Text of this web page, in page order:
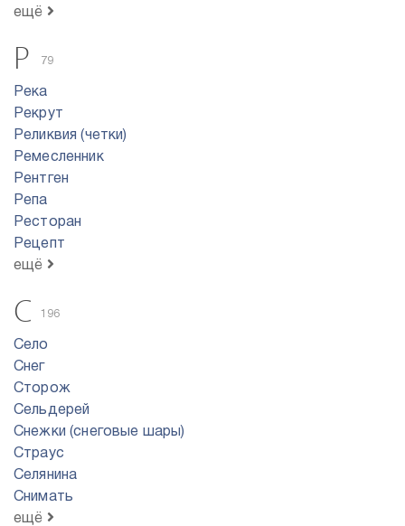
ещё
Р 79
Река
Рекрут
Реликвия (четки)
Ремесленник
Рентген
Репа
Ресторан
Рецепт
ещё
С 196
Село
Снег
Сторож
Сельдерей
Снежки (снеговые шары)
Страус
Селянина
Снимать
ещё